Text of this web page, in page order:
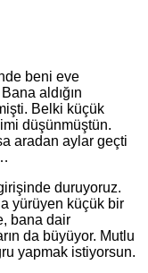
beni eve
aldığın
Belki küçük
düşünmüştün.
aradan aylar geçti
duruyoruz.
yürüyen küçük bir
bana dair
da büyüyor. Mutlu
yapmak istiyorsun.